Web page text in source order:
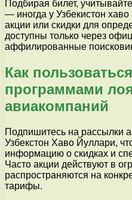
Подбирая билет,
— иногда у Узбекистон
акции или скидки для
доступны только через
аффилированные
Как
программами
авиакомпаний
Подпишитесь на рассылки
Узбекстон Хаво Йуллари,
информацию о скидках и
Часто акции действуют в
распространяются на
тарифы.